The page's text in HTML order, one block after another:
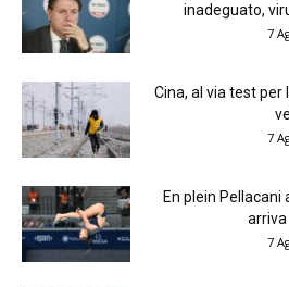
inadeguato,
7
Cina, al via test
7
En plein Pellacani
arriva
7